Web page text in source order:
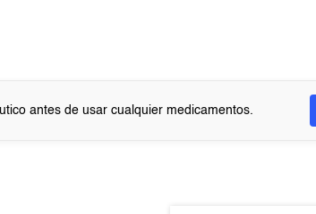
antes de usar cualquier medicamentos.